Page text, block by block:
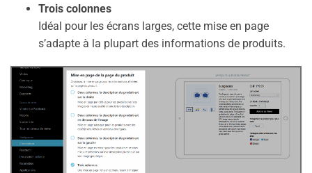
Trois colonnes
Idéal pour les écrans larges, cette mise en page
s’adapte à la plupart des informations de produits.